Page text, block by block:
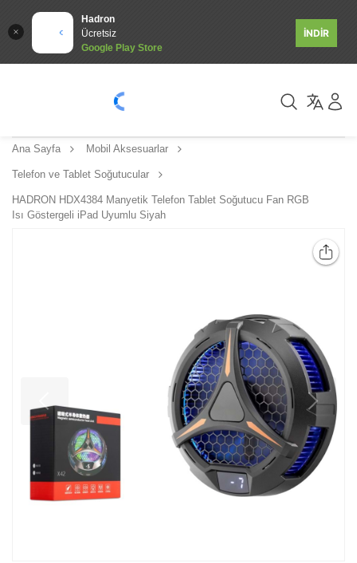
Hadron
Ücretsiz
Google Play Store
İNDİR
Ana Sayfa Mobil Aksesuarlar
Telefon ve Tablet Soğutucular
HADRON HDX4384 Manyetik Telefon Tablet Soğutucu Fan RGB
Isı Göstergeli iPad Uyumlu Siyah